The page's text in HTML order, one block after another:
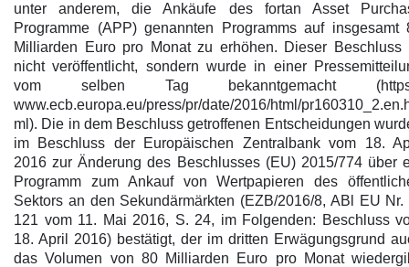
unter anderem, die Ankäufe des fortan Asset
Programme (APP) genannten Programms auf insgesamt
Milliarden Euro pro Monat zu erhöhen. Dieser Beschluss
nicht veröffentlicht, sondern wurde in einer
vom selben Tag bekanntgemacht
www.ecb.europa.eu/press/pr/date/2016/html/
ml). Die in dem Beschluss getroffenen Entscheidungen
im Beschluss der Europäischen Zentralbank vom 18.
2016 zur Änderung des Beschlusses (EU) 2015/774 über
Programm zum Ankauf von Wertpapieren des
Sektors an den Sekundärmärkten (EZB/2016/8, ABl EU
121 vom 11. Mai 2016, S. 24, im Folgenden: Beschluss
18. April 2016) bestätigt, der im dritten Erwägungsgrund
das Volumen von 80 Milliarden Euro pro Monat